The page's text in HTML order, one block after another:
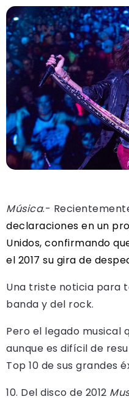
Música.-
declaraciones en un
Unidos, confirmando
el 2017 su gira de
Una triste noticia para
banda y del rock.
Pero el legado musical
aunque es difícil de
Top 10 de sus grandes
10. Del disco de 2012